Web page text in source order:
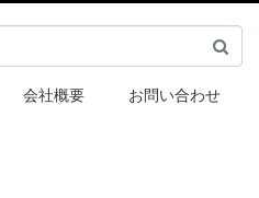
会社概要 お問い合わせ